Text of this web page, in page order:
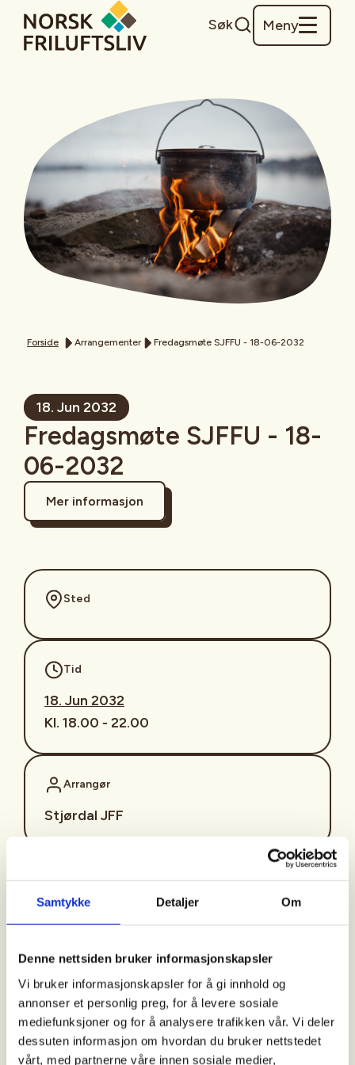
Samtykke Detaljer Om
Denne nettsiden bruker informasjonskapsler
Vi bruker informasjonskapsler for å gi innhold og
annonser et personlig preg, for å levere sosiale
mediefunksjoner og for å analysere trafikken vår. Vi deler
dessuten informasjon om hvordan du bruker nettstedet
vårt, med partnerne våre innen sosiale medier,
Søk Meny
Forside Arrangementer Fredagsmøte SJFFU - 18-06-2032
18. Jun 2032
Fredagsmøte SJFFU - 18-
06-2032
Mer informasjon
Sted
Tid
18. Jun 2032
Kl. 18.00 - 22.00
Arrangør
Stjørdal JFF
sjffung@outlook.com
Fast fredagsmøte i
Ungdomsutvalget SJFF
(SJFFU)